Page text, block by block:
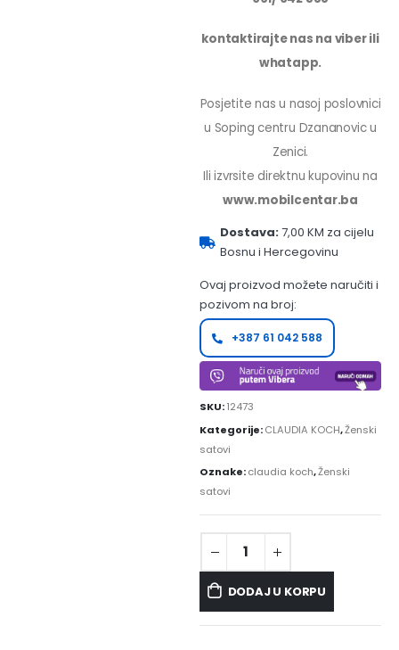
kontaktirajte nas na viber ili
whatapp.
Posjetite nas u nasoj poslovnici
u Soping centru Dzananovic u
Zenici.
Ili izvrsite direktnu kupovinu na
www.mobilcentar.ba
Dostava:7,00 KM za cijelu
Bosnu i Hercegovinu
Ovaj proizvod možete naručiti i
pozivom na broj:
+387 61 042 588
SKU:12473
Kategorije:CLAUDIA KOCH,Ženski
satovi
Oznake:claudia koch,Ženski
satovi
DODAJ U KORPU